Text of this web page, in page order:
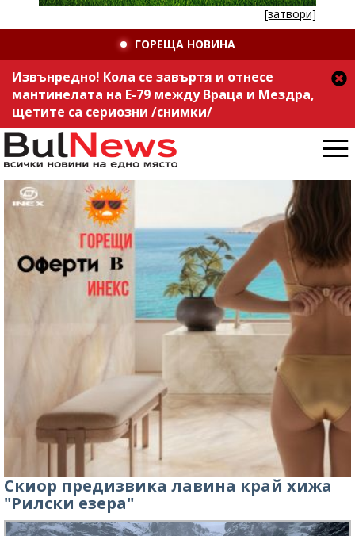
[затвори]
ГОРЕЩА НОВИНА
Извънредно! Кола се завъртя и отнесе
мантинелата на Е-79 между Враца и Мездра,
щетите са сериозни /снимки/
Скиор предизвика лавина край хижа
"Рилски езера"